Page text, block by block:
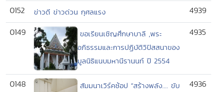
0152 ข่าวดี ข่าวด่วน กุศลแรง
4939
0149
ขอเรียนเชิญศึกษาบาลี ,พระ
อภิธรรมและการปฏิบัติวิปัสสนาของ
มูลนิธิแนบมหานีรานนท์ ปี 2554
4935
0148
สัมมนาเวิร์คช้อป “สร้างพลัง.... ขับ
4936